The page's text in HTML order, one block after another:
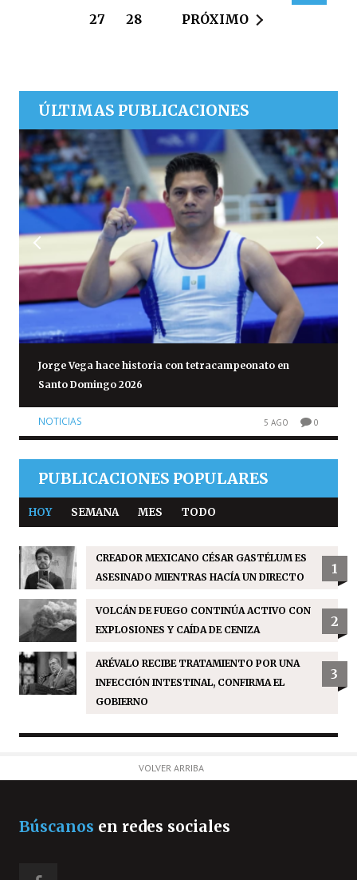
27
28 PRÓXIMO
ÚLTIMAS PUBLICACIONES
Jorge Vega hace historia con tetracampeonato en
Santo Domingo 2026
NOTICIAS 5 AGO 0
PUBLICACIONES POPULARES
HOY SEMANA MES TODO
CREADOR MEXICANO CÉSAR GASTÉLUM ES
ASESINADO MIENTRAS HACÍA UN DIRECTO
1
VOLCÁN DE FUEGO CONTINÚA ACTIVO CON
EXPLOSIONES Y CAÍDA DE CENIZA
2
ARÉVALO RECIBE TRATAMIENTO POR UNA
INFECCIÓN INTESTINAL, CONFIRMA EL
GOBIERNO
3
VOLVER ARRIBA
Búscanos en redes sociales